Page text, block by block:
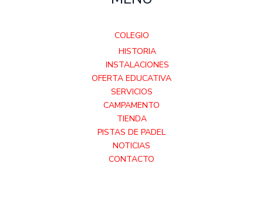
COLEGIO
HISTORIA
INSTALACIONES
OFERTA EDUCATIVA
SERVICIOS
CAMPAMENTO
TIENDA
PISTAS DE PADEL
NOTICIAS
CONTACTO